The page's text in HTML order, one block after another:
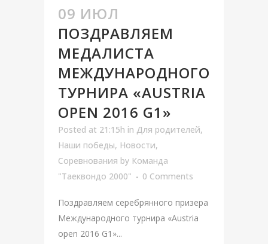
09 ИЮЛ
ПОЗДРАВЛЯЕМ
МЕДАЛИСТА
МЕЖДУНАРОДНОГО
ТУРНИРА «AUSTRIA
OPEN 2016 G1»
Posted at 21:15h in Для родителей,
Наши победы, Новости,
Соревнования by Команда
"Таеквондо 2000"
0 Comments
Поздравляем серебрянного призера
Международного турнира «Austria
open 2016 G1»...